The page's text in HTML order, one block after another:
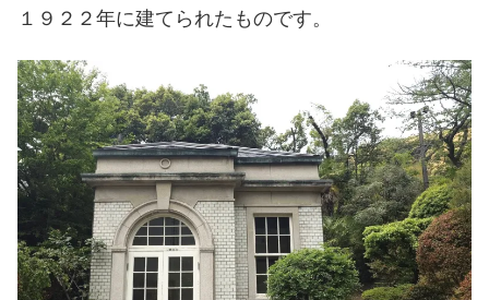
１９２２年に建てられたものです。